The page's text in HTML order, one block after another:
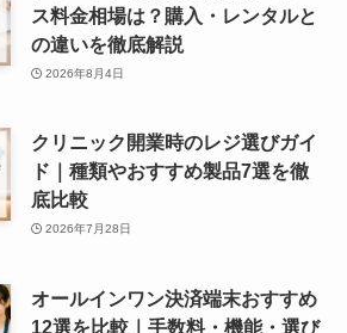
ス料金相場は？購入・レンタルと
の違いを徹底解説
2026年8月4日
クリニック開業時のレジ選びガイ
ド｜種類やおすすめ製品7選を徹
底比較
2026年7月28日
オールインワン決済端末おすすめ
12選を比較｜手数料・機能・選び